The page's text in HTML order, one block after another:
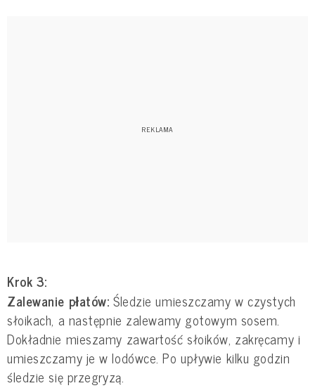
Krok 3:
Zalewanie płatów: Śledzie umieszczamy w czystych
słoikach, a następnie zalewamy gotowym sosem.
Dokładnie mieszamy zawartość słoików, zakręcamy i
umieszczamy je w lodówce. Po upływie kilku godzin
śledzie się przegryzą.